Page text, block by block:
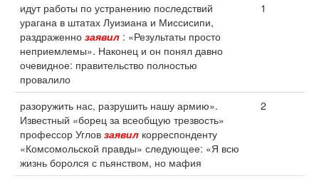
идут работы по устранению последствий
урагана в штатах Луизиана и Миссисипи,
раздраженно заявил : «Результаты просто
неприемлемы». Наконец и он понял давно
очевидное: правительство полностью
провалило
1
разоружить нас, разрушить нашу армию».
Известный «борец за всеобщую трезвость»
профессор Углов заявил корреспонденту
«Комсомольской правды» следующее: «Я всю
жизнь боролся с пьянством, но мафия
2